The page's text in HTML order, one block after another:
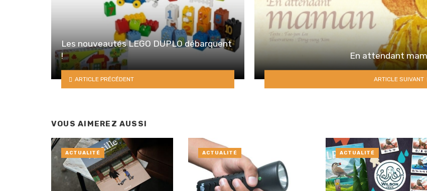
Les nouveautés LEGO DUPLO débarquent
!
ARTICLE PRÉCÉDENT
En attendant
ARTICLE SUIVANT
VOUS AIMEREZ AUSSI
ACTUALITÉ ACTUALITÉ ACTUALITÉ